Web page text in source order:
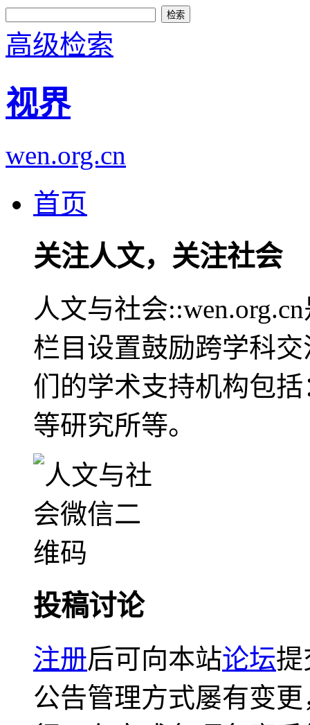
高级检索
视界
wen.org.cn
首页
关注人文，关注社会
人文与社会
栏目设置鼓励跨学科
们的学术支持机构包
等研究所等。
投稿讨论
注册后可向本站论坛提
公告管理方式屡有变